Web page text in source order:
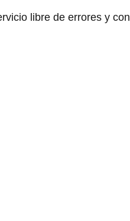
libre de errores y con